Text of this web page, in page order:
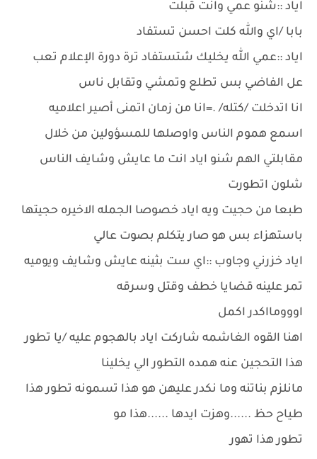
اياد ::شنو عمي وانت قبلت
بابا /اي والله كلت احسن تستفاد
اياد ::عمي الله يخليك شتستفاد ترة دورة الإعلام تعب
عل الفاضي بس تطلع وتمشي وتقابل ناس
انا اتدخلت /كتله/ .=انا من زمان اتمنى أصير اعلاميه
اسمع هموم الناس واوصلها للمسؤولين من خلال
مقابلتي الهم شنو اياد انت ما عايش وشايف الناس
شلون اتطورت
طبعا من حجيت ويه اياد خصوصا الجمله الاخيره حجيتها
باستهزاء بس هو صار يتكلم بصوت عالي
اياد خزرني وجاوب ::اي ست بثينه عايش وشايف ويوميه
تمر علينه قضايا خطف وقتل وسرقه
اووومااكدر اكمل
اهنا القوه الغاشمه شاركت اياد بالهجوم عليه /يا تطور
هذا التحجين عنه همده التطور الي يخلينا
مانلزم بناتنه وما نكدر عليهن هو هذا تسمونه تطور هذا
طياح حظ ......وهزت ايدها ......هذا مو
تطور هذا تهور